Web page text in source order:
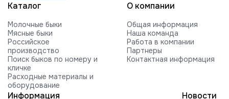
HILMAR C ROCKFORD-ET
FARNEAR-BH MOGUL ROCKY-ET
FARNEAR ROXY B 54505-ET G +2416
840003010353252 99%RHA-NA
EDG COIN RUEBEN 25004-ET
Каталог
Молочные быки
Мясные быки
Российское
производство
Поиск быков по номеру и
кличке
Расходные материалы и
оборудование
О компании
Общая информация
Наша команда
Работа в компании
Партнеры
Контактная информация
Информация
Новости